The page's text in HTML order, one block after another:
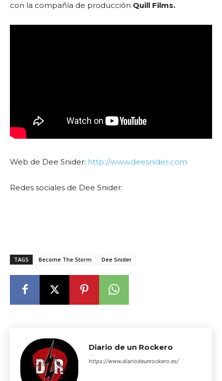
con la compañía de producción Quill Films.
Web de Dee Snider: http://www.deesnider.com
Redes sociales de Dee Snider:
TAGS Become The Storm Dee Snider
Diario de un Rockero
https://www.diariodeunrockero.es/